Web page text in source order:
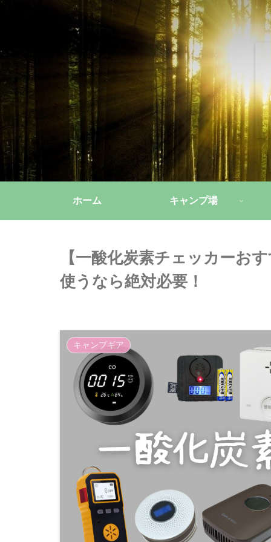
ホーム キャンプ場
【一酸化炭素チェッカーお
使うなら絶対必要！
キャンプギア